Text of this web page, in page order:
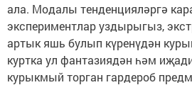
ала. Модалы тенденцияләргә
экспериментлар уздырыгыз,
артык яшь булып күренүдән
куртка ул фантазиядән һәм
курыкмый торган гардероб